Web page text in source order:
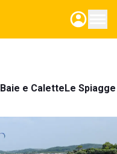
Baie e CaletteLe